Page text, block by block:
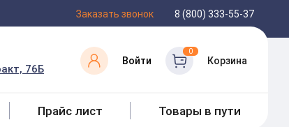
Заказать звонок 8 (800) 333-55-37
76Б
Войти
0
Корзина
Прайс лист Товары в пути